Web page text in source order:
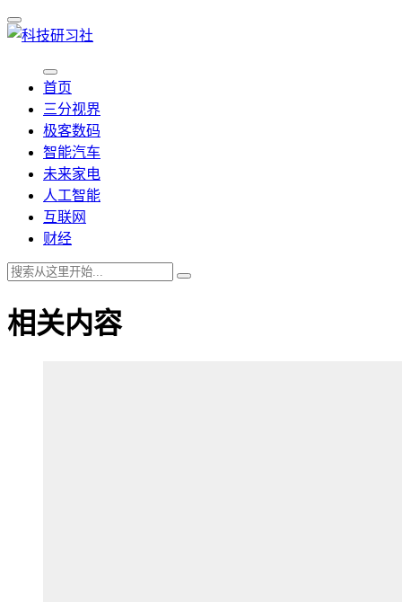
首页
三分视界
极客数码
智能汽车
未来家电
人工智能
互联网
财经
相关内容